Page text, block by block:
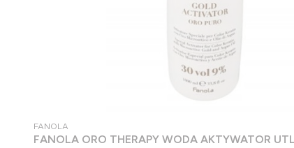
PRODUCENT
FANOLA
FANOLA ORO THERAPY WODA AKTYWATOR